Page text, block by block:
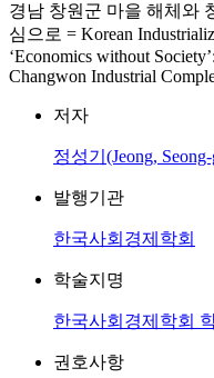
경남 창원군 마을 해체와
심으로 = Korean
‘Economics without
Changwon Industrial
저자
정성기(Jeong,
발행기관
한국사회경제학회
학술지명
한국사회경제학회
권호사항